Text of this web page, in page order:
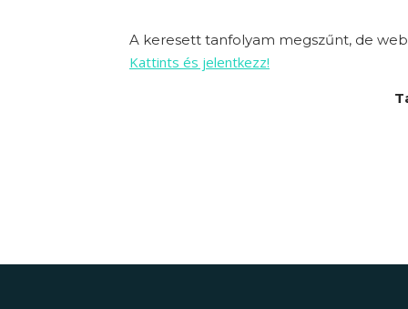
A keresett tanfolyam megszűnt, de
Kattints és jelentkezz!